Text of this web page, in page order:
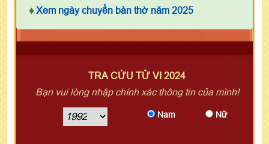
♦ Xem ngày chuyển bàn thờ năm 2025
TRA CỨU TỬ VI 2024
Bạn vui lòng nhập chính xác thông tin của mình!
Nam Nữ